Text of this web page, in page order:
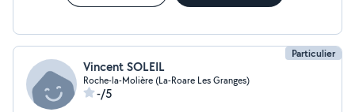
Particulier
Vincent SOLEIL
Roche-la-Molière (La-Roare Les Granges)
-/5